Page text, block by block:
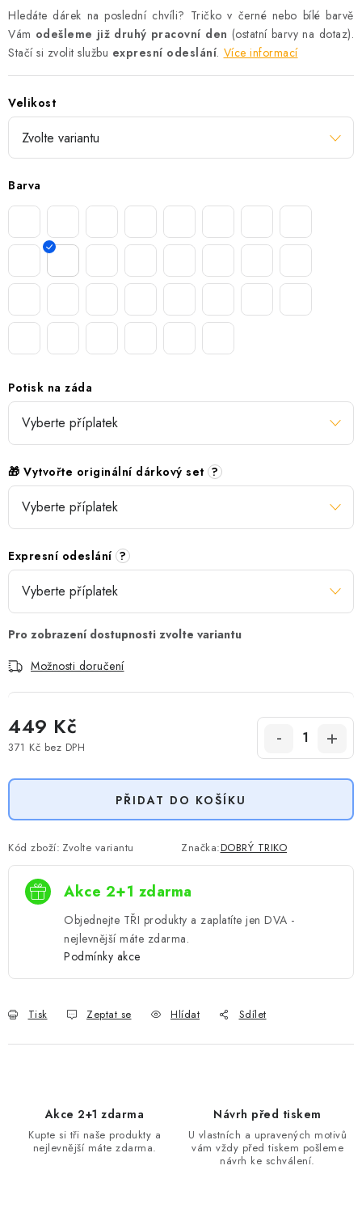
Hledáte dárek na poslední chvíli? Tričko v černé nebo bílé barvě
Vám odešleme již druhý pracovní den (ostatní barvy na dotaz).
Stačí si zvolit službu expresní odeslání. Více informací
Velikost
Barva
Potisk na záda
🎁 Vytvořte originální dárkový set ?
Expresní odeslání ?
Možnosti doručení
449 Kč
371 Kč bez DPH
PŘIDAT DO KOŠÍKU
Kód zboží: Zvolte variantu Značka:DOBRÝ TRIKO
Akce 2+1 zdarma
Objednejte TŘI produkty a zaplatíte jen DVA -
nejlevnější máte zdarma.
Podmínky akce
Tisk Zeptat se Hlídat Sdílet
Akce 2+1 zdarma
Kupte si tři naše produkty a
nejlevnější máte zdarma.
Návrh před tiskem
U vlastních a upravených motivů
vám vždy před tiskem pošleme
návrh ke schválení.